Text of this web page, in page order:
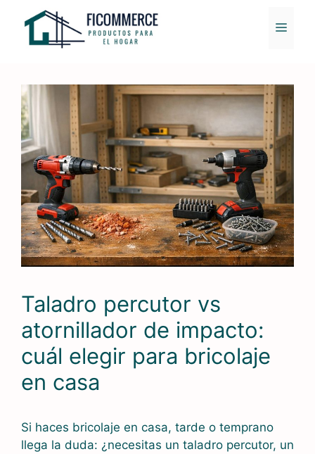
contenido
MENÚ
Taladro percutor vs
atornillador de impacto:
cuál elegir para bricolaje
en casa
Si haces bricolaje en casa, tarde o temprano
llega la duda: ¿necesitas un taladro percutor, un